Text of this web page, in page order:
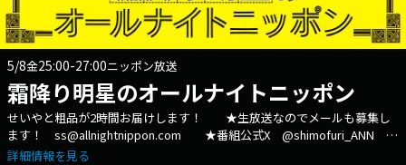
5/8金25:00-27:00ニッポン放送
霜降り明星のオールナイトニッポン
せいやと粗品が2時間お届けします！ ★生放送なのでメールも募集し
ます！ ss@allnightnippon.com ★番組公式X @shimofuri_ANN X
ハッシュタグは #霜降り明星ANN 【コーナー】 ■ピリオドチ
詳細情報を見る